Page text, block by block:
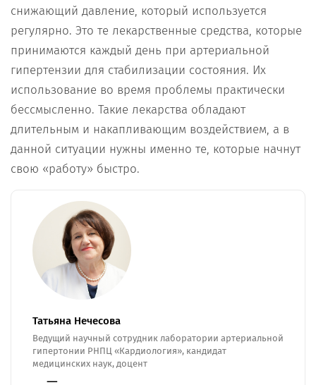
снижающий давление, который используется
регулярно. Это те лекарственные средства, которые
принимаются каждый день при артериальной
гипертензии для стабилизации состояния. Их
использование во время проблемы практически
бессмысленно. Такие лекарства обладают
длительным и накапливающим воздействием, а в
данной ситуации нужны именно те, которые начнут
свою «работу» быстро.
Татьяна Нечесова
Ведущий научный сотрудник лаборатории артериальной
гипертонии РНПЦ «Кардиология», кандидат
медицинских наук, доцент